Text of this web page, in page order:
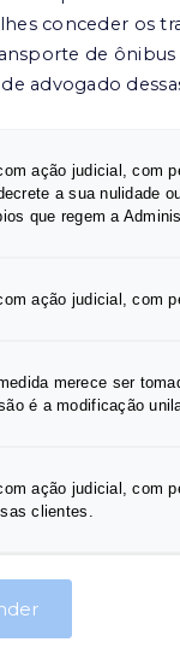
conceder os
de
advogado
ação judicial, com
a sua nulidade
que regem a
ação judicial, com
merece ser
é a modificação
ação judicial, com
clientes.